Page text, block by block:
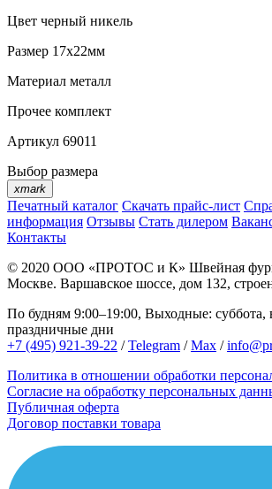
Цвет черный никель
Размер 17х22мм
Материал металл
Прочее комплект
Артикул 69011
Выбор размера
xmark
Печатный каталог Скачать прайс-лист
информация Отзывы Стать дилером
Контакты
© 2020 ООО «ПРОТОС и К» Швейная
Москве. Варшавское шоссе, дом 132,
По будням 9:00–19:00, Выходные: суббота,
праздничные дни
+7 (495) 921-39-22 /Telegram /Max /
Политика в отношении обработки
Согласие на обработку персональных
Публичная оферта
Договор поставки товара